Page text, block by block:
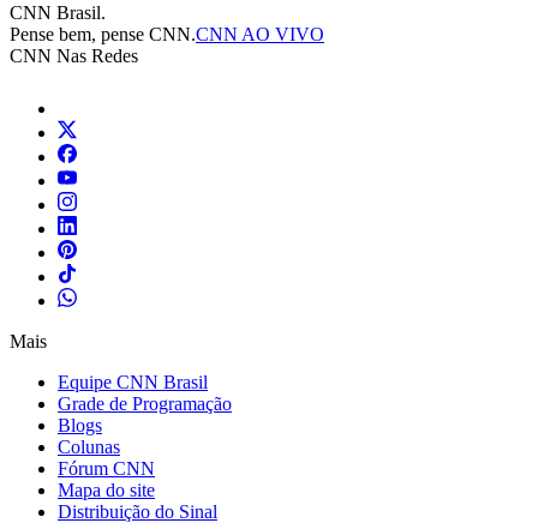
CNN Brasil.
Pense bem, pense CNN.CNN AO VIVO
CNN Nas Redes
Mais
Equipe CNN Brasil
Grade de Programação
Blogs
Colunas
Fórum CNN
Mapa do site
Distribuição do Sinal